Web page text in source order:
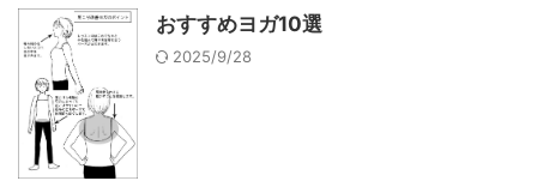
おすすめヨガ10選
2025/9/28